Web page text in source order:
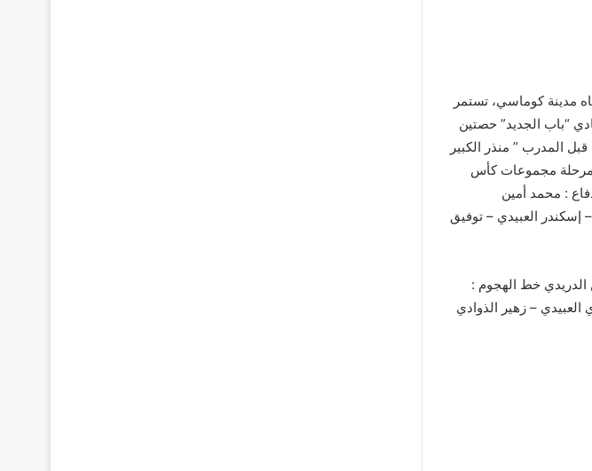
مدينة كوماسي، تستمر
الجمعة المقبل 23 فبراير، وسيخوض نادي “باب الجديد” حصتين
المدرب ” منذر الكبير
الجولة الخامسة من مرحلة مجموعات كأس
: محمد أمين
إسكندر العبيدي – توفيق
خط الهجوم :
– زهير الذوادي